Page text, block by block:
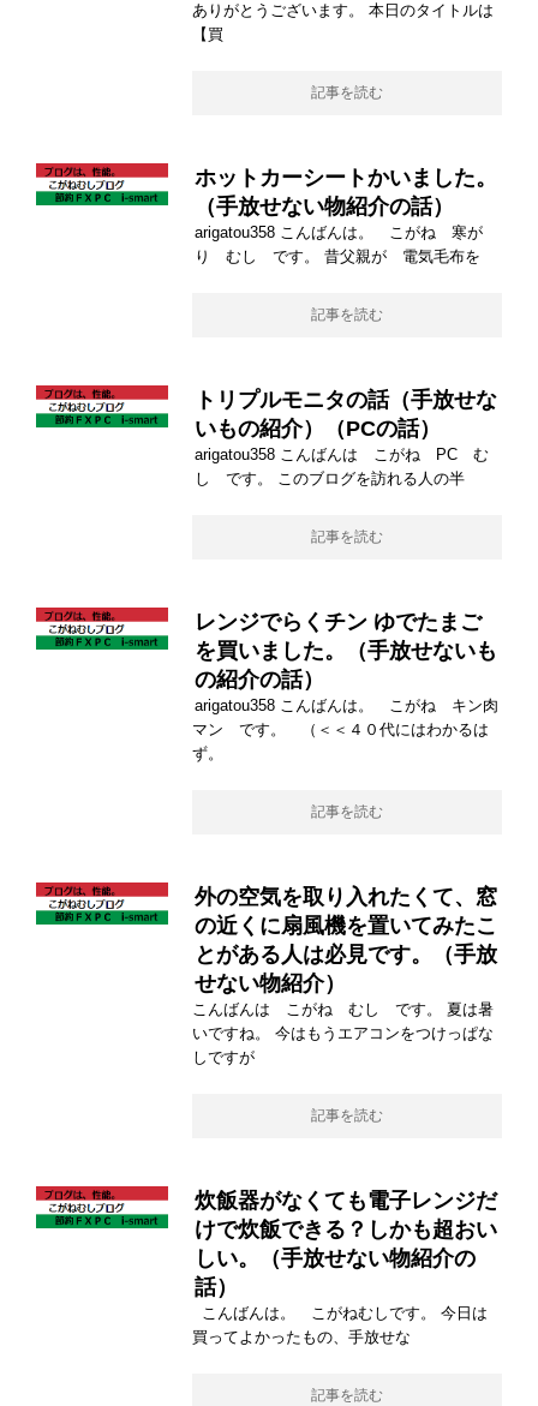
ありがとうございます。 本日のタイトルは
【買
記事を読む
ホットカーシートかいました。
（手放せない物紹介の話）
arigatou358 こんばんは。 こがね 寒が
り むし です。 昔父親が 電気毛布を
記事を読む
トリプルモニタの話（手放せな
いもの紹介）（PCの話）
arigatou358 こんばんは こがね PC む
し です。 このブログを訪れる人の半
記事を読む
レンジでらくチン ゆでたまご
を買いました。（手放せないも
の紹介の話）
arigatou358 こんばんは。 こがね キン肉
マン です。 （＜＜４０代にはわかるは
ず。
記事を読む
外の空気を取り入れたくて、窓
の近くに扇風機を置いてみたこ
とがある人は必見です。（手放
せない物紹介）
こんばんは こがね むし です。 夏は暑
いですね。 今はもうエアコンをつけっぱな
しですが
記事を読む
炊飯器がなくても電子レンジだ
けで炊飯できる？しかも超おい
しい。（手放せない物紹介の
話）
こんばんは。 こがねむしです。 今日は
買ってよかったもの、手放せな
記事を読む